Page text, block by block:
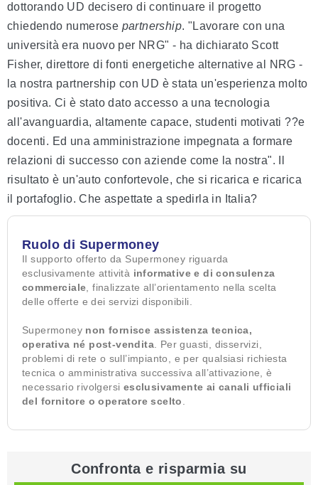
dottorando UD decisero di continuare il progetto
chiedendo numerose partnership. "Lavorare con una
università era nuovo per NRG" - ha dichiarato Scott
Fisher, direttore di fonti energetiche alternative al NRG -
la nostra partnership con UD è stata un'esperienza molto
positiva. Ci è stato dato accesso a una tecnologia
all'avanguardia, altamente capace, studenti motivati ??e
docenti. Ed una amministrazione impegnata a formare
relazioni di successo con aziende come la nostra". Il
risultato è un'auto confortevole, che si ricarica e ricarica
il portafoglio. Che aspettate a spedirla in Italia?
Ruolo di Supermoney
Il supporto offerto da Supermoney riguarda
esclusivamente attività informative e di consulenza
commerciale , finalizzate all’orientamento nella scelta
delle offerte e dei servizi disponibili.
Supermoney non fornisce assistenza tecnica,
operativa né post-vendita . Per guasti, disservizi,
problemi di rete o sull’impianto, e per qualsiasi richiesta
tecnica o amministrativa successiva all’attivazione, è
necessario rivolgersi esclusivamente ai canali ufficiali
del fornitore o operatore scelto
Confronta e risparmia su